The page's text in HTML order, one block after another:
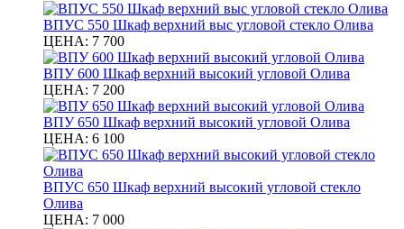
ВПУС 550 Шкаф верхний выс угловой стекло Олива
ЦЕНА: 7 700
ВПУ 600 Шкаф верхний высокий угловой Олива
ЦЕНА: 7 200
ВПУ 650 Шкаф верхний высокий угловой Олива
ЦЕНА: 6 100
ВПУС 650 Шкаф верхний высокий угловой стекло
Олива
ЦЕНА: 7 000